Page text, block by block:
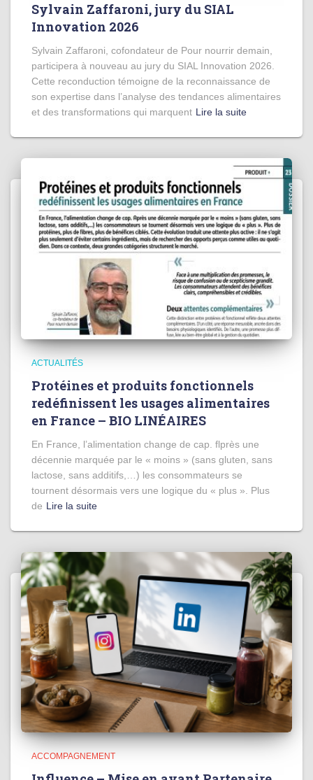
Sylvain Zaffaroni, jury du SIAL
Innovation 2026
Sylvain Zaffaroni, cofondateur de Pour nourrir demain,
participera à nouveau au jury du SIAL Innovation 2026.
Cette reconduction témoigne de la reconnaissance de
son expertise dans l’analyse des tendances alimentaires
et des transformations qui marquent Lire la suite
ACTUALITÉS
Protéines et produits fonctionnels
redéfinissent les usages alimentaires
en France – BIO LINÉAIRES
En France, l’alimentation change de cap. flprès une
décennie marquée par le « moins » (sans gluten, sans
lactose, sans additifs,…) les consommateurs se
tournent désormais vers une logique du « plus ». Plus
de Lire la suite
ACCOMPAGNEMENT